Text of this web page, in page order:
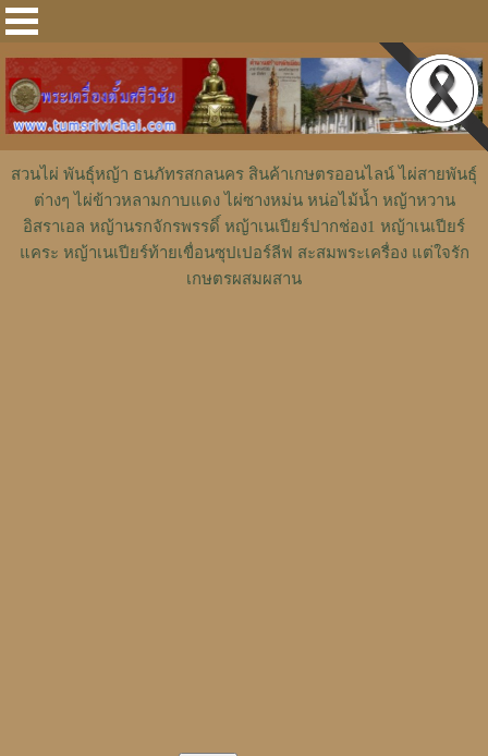
สวนไผ่ พันธุ์หญ้า ธนภัทรสกลนคร สินค้าเกษตรออนไลน์ ไผ่สายพันธุ์
ต่างๆ ไผ่ข้าวหลามกาบแดง ไผ่ซางหม่น หน่อไม้น้ำ หญ้าหวาน
อิสราเอล หญ้านรกจักรพรรดิ์ หญ้าเนเปียร์ปากช่อง1 หญ้าเนเปียร์
แคระ หญ้าเนเปียร์ท้ายเขื่อนซุปเปอร์ลีฟ สะสมพระเครื่อง แต่ใจรัก
เกษตรผสมผสาน